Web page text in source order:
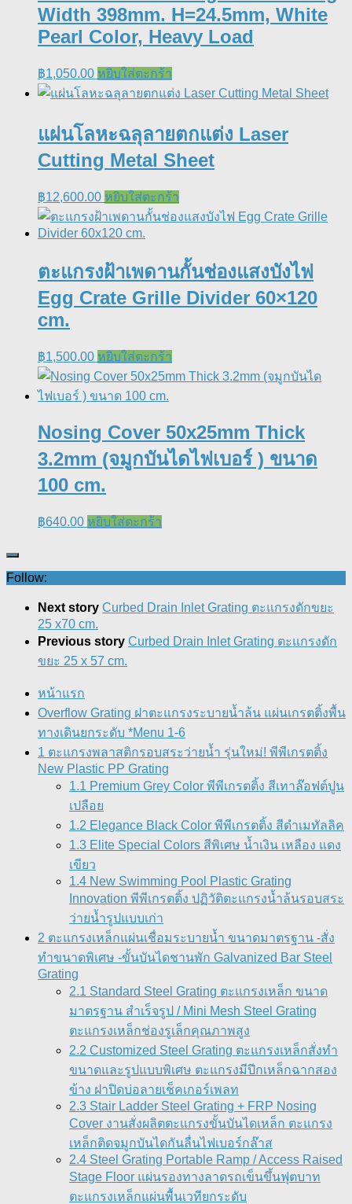
Width 398mm. H=24.5mm, White
Pearl Color, Heavy Load
฿1,050.00 หยิบใส่ตะกร้า
แผ่นโลหะฉลุลายตกแต่ง Laser
Cutting Metal Sheet
฿12,600.00 หยิบใส่ตะกร้า
ตะแกรงฝ้าเพดานกั้นช่องแสงบังไฟ
Egg Crate Grille Divider 60×120
cm.
฿1,500.00 หยิบใส่ตะกร้า
Nosing Cover 50x25mm Thick
3.2mm (จมูกบันไดไฟเบอร์ ) ขนาด
100 cm.
฿640.00 หยิบใส่ตะกร้า
Follow:
Next story Curbed Drain Inlet Grating ตะแกรงดักขยะ
25 x70 cm.
Previous story Curbed Drain Inlet Grating ตะแกรงดัก
ขยะ 25 x 57 cm.
หน้าแรก
Overflow Grating ฝาตะแกรงระบายน้ำล้น แผ่นเกรตติ้งพื้น
ทางเดินยกระดับ *Menu 1-6
1 ตะแกรงพลาสติกรอบสระว่ายน้ำ รุ่นใหม่! พีพีเกรตติ้ง
New Plastic PP Grating
1.1 Premium Grey Color พีพีเกรตติ้ง สีเทาล๊อฟต์ปูน
เปลือย
1.2 Elegance Black Color พีพีเกรตติ้ง สีดำเมทัลลิค
1.3 Elite Special Colors สีพิเศษ น้ำเงิน เหลือง แดง
เขียว
1.4 New Swimming Pool Plastic Grating
Innovation พีพีเกรตติ้ง ปฏิวัติตะแกรงน้ำล้นรอบสระ
ว่ายน้ำรูปแบบเก่า
2 ตะแกรงเหล็กแผ่นเชื่อมระบายน้ำ ขนาดมาตรฐาน -สั่ง
ทำขนาดพิเศษ -ขั้นบันไดชานพัก Galvanized Bar Steel
Grating
2.1 Standard Steel Grating ตะแกรงเหล็ก ขนาด
มาตรฐาน สำเร็จรูป / Mini Mesh Steel Grating
ตะแกรงเหล็กช่องรูเล็กคุณภาพสูง
2.2 Customized Steel Grating ตะแกรงเหล็กสั่งทำ
ขนาดและรูปแบบพิเศษ ตะแกรงมีปีกเหล็กฉากสอง
ข้าง ฝาปิดบ่อลายเช็คเกอร์เพลท
2.3 Stair Ladder Steel Grating + FRP Nosing
Cover งานสั่งผลิตตะแกรงขั้นบันไดเหล็ก ตะแกรง
เหล็กติดจมูกบันไดกันลื่นไฟเบอร์กล๊าส
2.4 Steel Grating Portable Ramp / Access Raised
Stage Floor แผ่นรองทางลาดรถเข็นขึ้นฟุตบาท
ตะแกรงเหล็กแผ่นพื้นเวทียกระดับ